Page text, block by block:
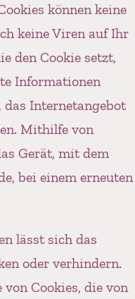
können keine
keine Viren auf Ihr
den Cookie setzt,
Informationen
das Internetangebot
Mithilfe von
Gerät, mit dem
bei einem erneuten
lässt sich das
oder verhindern.
von Cookies, die von